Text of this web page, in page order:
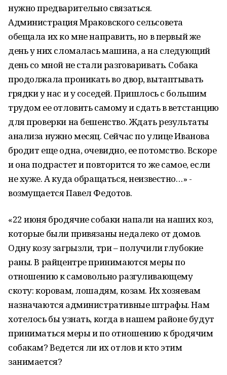
нужно предварительно связаться.
Администрация Мраковского сельсовета
обещала их ко мне направить, но в первый же
день у них сломалась машина, а на следующий
день со мной не стали разговаривать. Собака
продолжала проникать во двор, вытаптывать
грядки у нас и у соседей. Пришлось с большим
трудом ее отловить самому и сдать в ветстанцию
для проверки на бешенство. Ждать результаты
анализа нужно месяц. Сейчас по улице Иванова
бродит еще одна, очевидно, ее потомство. Вскоре
и она подрастет и повторится то же самое, если
не хуже. А куда обращаться, неизвестно…» -
возмущается Павел Федотов.
«22 июня бродячие собаки напали на наших коз,
которые были привязаны недалеко от домов.
Одну козу загрызли, три – получили глубокие
раны. В райцентре принимаются меры по
отношению к самовольно разгуливающему
скоту: коровам, лошадям, козам. Их хозяевам
назначаются административные штрафы. Нам
хотелось бы узнать, когда в нашем районе будут
приниматься меры и по отношению к бродячим
собакам? Ведется ли их отлов и кто этим
занимается?